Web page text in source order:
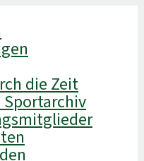
die Zeit
Sportarchiv